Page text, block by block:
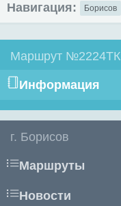
Навигация: Борисов
Маршрут №2224ТК
Информация
г. Борисов
Маршруты
Новости